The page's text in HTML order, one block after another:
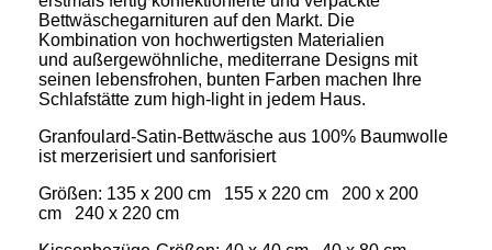
Bettwäschegarnituren auf den Markt. Die
Kombination von hochwertigsten Materialien
und außergewöhnliche, mediterrane Designs mit
seinen lebensfrohen, bunten Farben machen Ihre
Schlafstätte zum high-light in jedem Haus.
Granfoulard-Satin-Bettwäsche aus 100% Baumwolle
ist merzerisiert und sanforisiert
Größen: 135 x 200 cm 155 x 220 cm 200 x 200
cm 240 x 220 cm